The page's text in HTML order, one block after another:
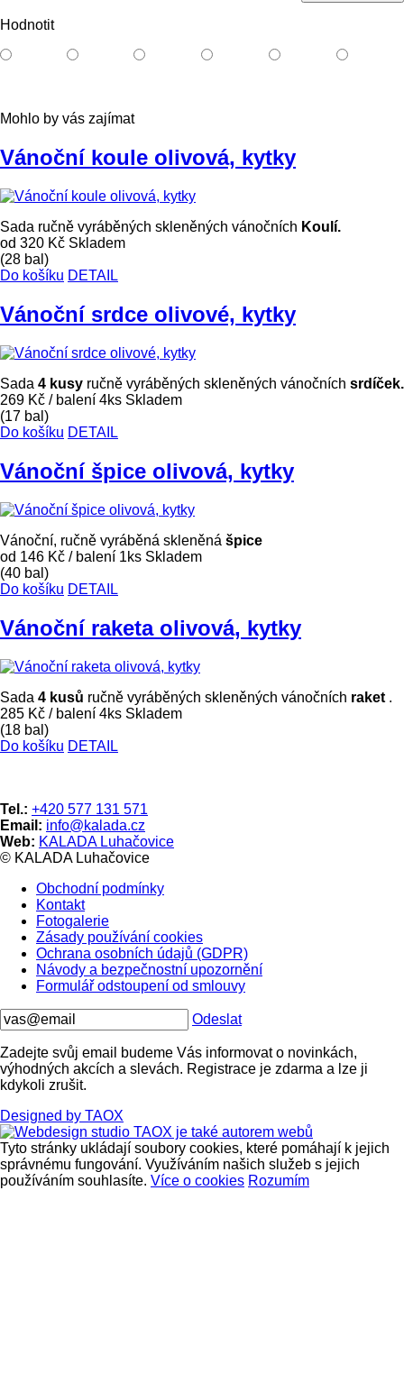
Hodnotit
Mohlo by vás zajímat
Vánoční koule olivová, kytky
Sada ručně vyráběných skleněných vánočních Koulí.
od 320 Kč Skladem
(28 bal)
Do košíku DETAIL
Vánoční srdce olivové, kytky
Sada 4 kusy ručně vyráběných skleněných vánočních srdíček.
269 Kč / balení 4ks Skladem
(17 bal)
Do košíku DETAIL
Vánoční špice olivová, kytky
Vánoční, ručně vyráběná skleněná špice
od 146 Kč / balení 1ks Skladem
(40 bal)
Do košíku DETAIL
Vánoční raketa olivová, kytky
Sada 4 kusů ručně vyráběných skleněných vánočních raket .
285 Kč / balení 4ks Skladem
(18 bal)
Do košíku DETAIL
Tel.: +420 577 131 571
Email: info@kalada.cz
Web: KALADA Luhačovice
© KALADA Luhačovice
Obchodní podmínky
Kontakt
Fotogalerie
Zásady používání cookies
Ochrana osobních údajů (GDPR)
Návody a bezpečnostní upozornění
Formulář odstoupení od smlouvy
Odeslat
Zadejte svůj email budeme Vás informovat o novinkách,
výhodných akcích a slevách. Registrace je zdarma a lze ji
kdykoli zrušit.
Designed by TAOX
Tyto stránky ukládají soubory cookies, které pomáhají k jejich
správnému fungování. Využíváním našich služeb s jejich
používáním souhlasíte. Více o cookies Rozumím